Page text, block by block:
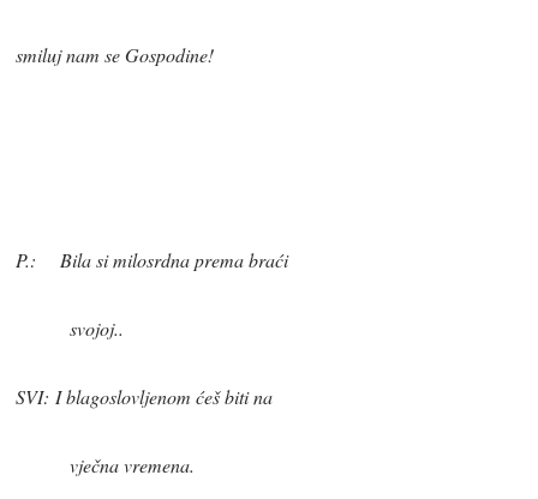
smiluj nam se Gospodine!
P.: Bila si milosrdna prema braći
svojoj..
SVI: I blagoslovljenom ćeš biti na
vječna vremena.